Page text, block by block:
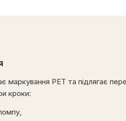
маркування РET та підлягає
кроки: